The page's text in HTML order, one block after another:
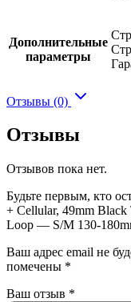
Дополнительные
параметры
Отзывы (0)
Отзывы
Отзывов пока нет.
Будьте первым, кто
+ Cellular, 49mm
Loop — S/M 130-
Ваш адрес email не
помечены *
Ваш отзыв *